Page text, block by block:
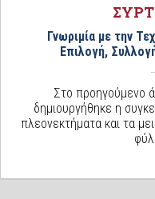
Γνωριμία με την
Επιλογή,
Στο προηγούμενο
δημιουργήθηκε η
πλεονεκτήματα και τα